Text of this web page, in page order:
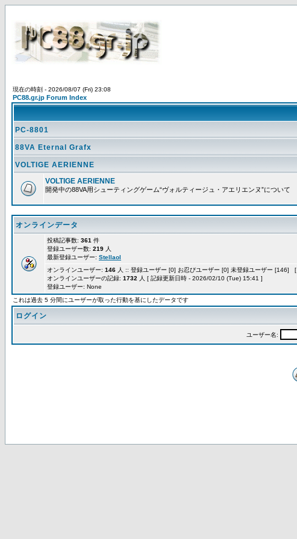
現在の時刻 - 2026/08/07 (Fri) 23:08
PC88.gr.jp Forum Index
PC-8801
88VA Eternal Grafx
VOLTIGE AERIENNE
VOLTIGE AERIENNE
開発中の88VA用シューティングゲーム“ヴォルティージュ・アエリエンヌ”について
オンラインデータ
投稿記事数: 361 件
登録ユーザー数: 219 人
最新登録ユーザー: Stellaol
オンラインユーザー: 146 人 :: 登録ユーザー [0] お忍びユーザー [0] 未登録ユーザー [146] [
オンラインユーザーの記録: 1732 人 [ 記録更新日時 - 2026/02/10 (Tue) 15:41 ]
登録ユーザー: None
これは過去 5 分間にユーザーが取った行動を基にしたデータです
ログイン
ユーザー名: